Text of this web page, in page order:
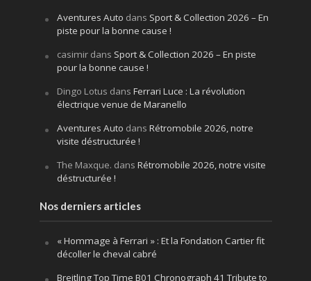
Aventures Auto dans Sport & Collection 2026 – En
piste pour la bonne cause !
casimirdans Sport & Collection 2026 – En piste
pour la bonne cause !
Dingo Lotus dans Ferrari Luce : La révolution
électrique venue de Maranello
Aventures Auto dans Rétromobile 2026, notre
visite déstructurée !
The Maxque. dans Rétromobile 2026, notre visite
déstructurée !
Nos derniers articles
« Hommage à Ferrari » : Et la Fondation Cartier fit
décoller le cheval cabré
Breitling Top Time B01 Chronograph 41 Tribute to